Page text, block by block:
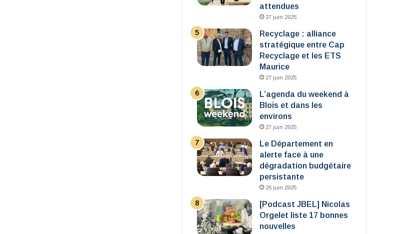
attendues
27 juin 2025
Recyclage : alliance
stratégique entre Cap
Recyclage et les ETS
Maurice
27 juin 2025
L’agenda du weekend à
Blois et dans les
environs
27 juin 2025
Le Département en
alerte face à une
dégradation budgétaire
persistante
26 juin 2025
[Podcast JBEL] Nicolas
Orgelet liste 17 bonnes
nouvelles